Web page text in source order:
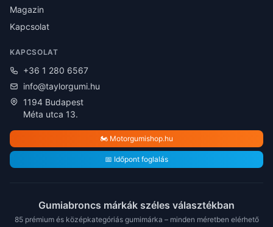
Magazin
Kapcsolat
KAPCSOLAT
+36 1 280 6567
info@taylorgumi.hu
1194 Budapest
Méta utca 13.
🏍️ Motorgumishop.hu
📅 Időpont foglalás
Gumiabroncs márkák széles választékban
85 prémium és középkategóriás gumimárka – minden méretben elérhető